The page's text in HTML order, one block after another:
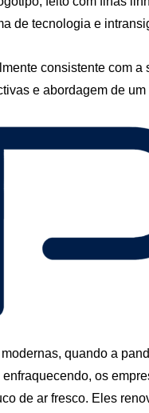
de tecnologia e
consistente com a
e abordagem de
quando a
os
de ar fresco. Eles